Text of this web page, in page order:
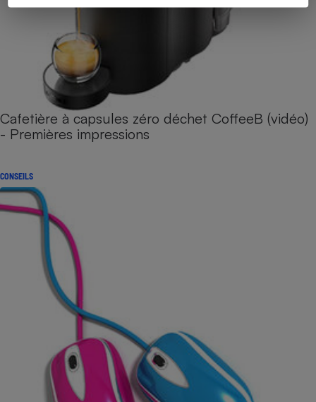
Cafetière à capsules zéro déchet CoffeeB (vidéo)
- Premières impressions
CONSEILS